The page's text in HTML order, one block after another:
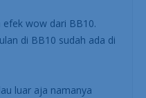
wow dari BB10.
di BB10 sudah ada di
luar aja namanya